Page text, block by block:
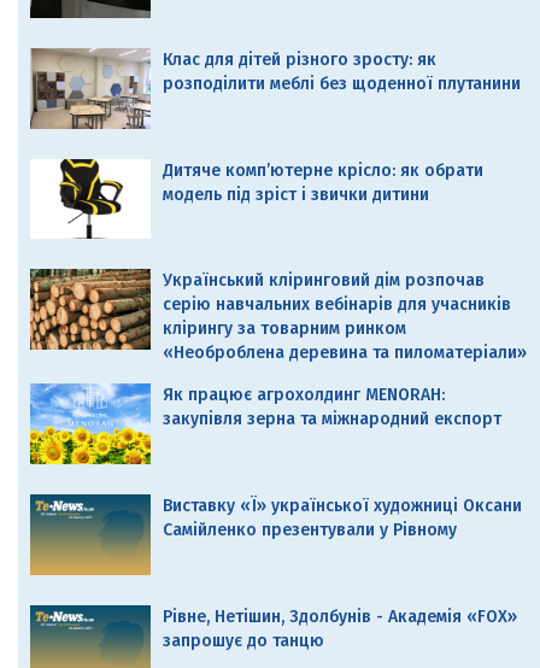
Клас для дітей різного зросту: як
розподілити меблі без щоденної плутанини
Дитяче комп’ютерне крісло: як обрати
модель під зріст і звички дитини
Український кліринговий дім розпочав
серію навчальних вебінарів для учасників
клірингу за товарним ринком
«Необроблена деревина та пиломатеріали»
Як працює агрохолдинг MENORAH:
закупівля зерна та міжнародний експорт
Виставку «Ї» української художниці Оксани
Самійленко презентували у Рівному
Рівне, Нетішин, Здолбунів - Академія «FOX»
запрошує до танцю